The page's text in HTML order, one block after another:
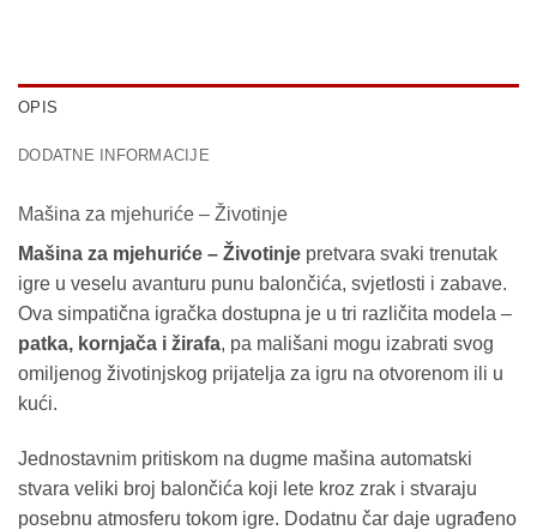
OPIS
DODATNE INFORMACIJE
Mašina za mjehuriće – Životinje
Mašina za mjehuriće – Životinje pretvara svaki trenutak
igre u veselu avanturu punu balončića, svjetlosti i zabave.
Ova simpatična igračka dostupna je u tri različita modela –
patka, kornjača i žirafa, pa mališani mogu izabrati svog
omiljenog životinjskog prijatelja za igru na otvorenom ili u
kući.
Jednostavnim pritiskom na dugme mašina automatski
stvara veliki broj balončića koji lete kroz zrak i stvaraju
posebnu atmosferu tokom igre. Dodatnu čar daje ugrađeno